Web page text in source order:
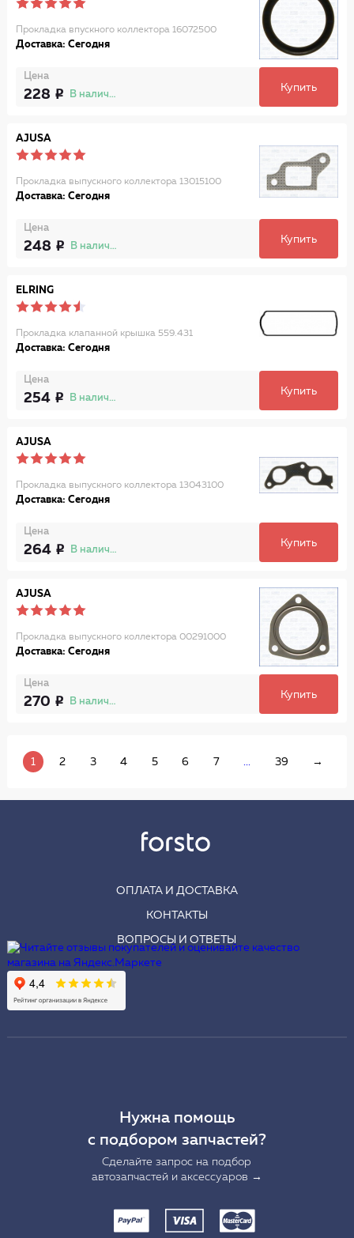
Прокладка впускного коллектора 16072500
Доставка: Сегодня
Цена
228 В наличии
Купить
AJUSA
Прокладка выпускного коллектора 13015100
Доставка: Сегодня
Цена
248 В наличии
Купить
ELRING
Прокладка клапанной крышка 559.431
Доставка: Сегодня
Цена
254 В наличии
Купить
AJUSA
Прокладка выпускного коллектора 13043100
Доставка: Сегодня
Цена
264 В наличии
Купить
AJUSA
Прокладка выпускного коллектора 00291000
Доставка: Сегодня
Цена
270 В наличии
Купить
1 2 3 4 5 6 7 ... 39 →
ОПЛАТА И ДОСТАВКА
КОНТАКТЫ
ВОПРОСЫ И ОТВЕТЫ
Нужна помощь
с подбором запчастей?
Сделайте запрос на подбор
автозапчастей и аксессуаров →